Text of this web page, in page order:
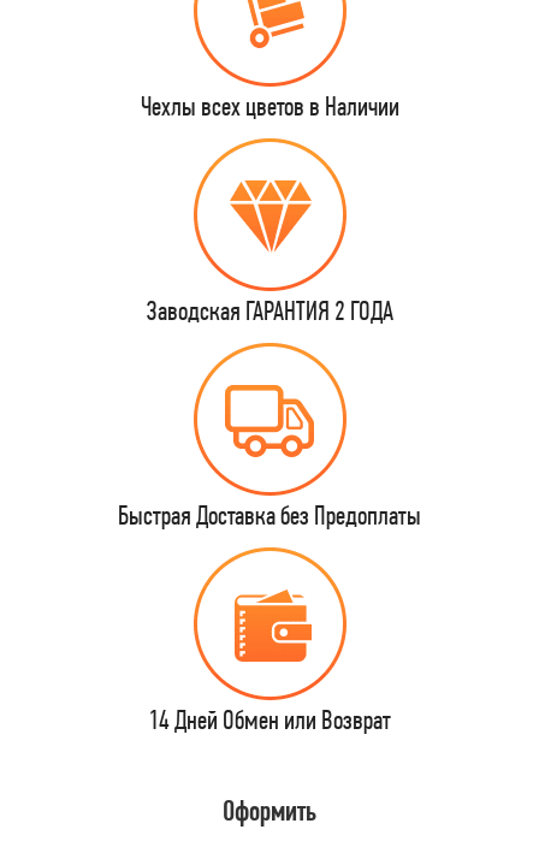
Чехлы всех цветов в Наличии
Заводская ГАРАНТИЯ 2 ГОДА
Быстрая Доставка без Предоплаты
14 Дней Обмен или Возврат
Оформить